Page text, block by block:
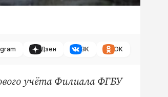
Дзен ВК ОК
учёта Филиала ФГБУ